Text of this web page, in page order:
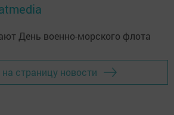
страницу новости